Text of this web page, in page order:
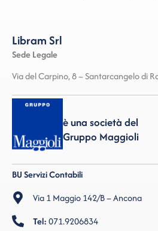
Libram Srl
Sede Legale
Via del Carpino, 8 – Santarcangelo di
è una società del
Gruppo Maggioli
BU Servizi Contabili
Via 1 Maggio 142/B – Ancona
Tel:071.9206834